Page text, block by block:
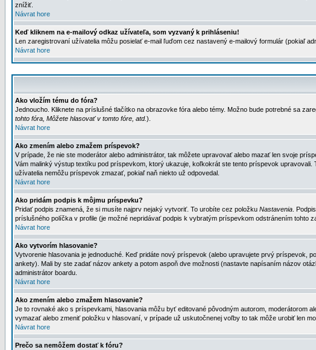
znížiť.
Návrat hore
Keď kliknem na e-mailový odkaz užívateľa, som vyzvaný k prihláseniu!
Len zaregistrovaní užívatelia môžu posielať e-mail ľuďom cez nastavený e-mailový formulár (pokiaľ
Návrat hore
Ako vložím tému do fóra?
Jednoucho. Kliknete na príslušné tlačítko na obrazovke fóra alebo témy. Možno bude potrebné sa
tohto fóra, Môžete hlasovať v tomto fóre, atd.).
Návrat hore
Ako zmením alebo zmažem príspevok?
V prípade, že nie ste moderátor alebo administrátor, tak môžete upravovať alebo mazať len svoje
Vám malinký výstup textíku pod príspevkom, ktorý ukazuje, koľkokrát ste tento príspevok
užívatelia nemôžu príspevok zmazať, pokiaľ naň niekto už odpovedal.
Návrat hore
Ako pridám podpis k môjmu príspevku?
Pridať podpis znamená, že si musíte najprv nejaký vytvoriť. To urobíte cez položku Nastavenia .
príslušného políčka v profile (je možné nepridávať podpis k vybratým príspevkom odstránením tohto
Návrat hore
Ako vytvorím hlasovanie?
Vytvorenie hlasovania je jednoduché. Keď pridáte nový príspevok (alebo upravujete prvý príspevok,
ankety). Mali by ste zadať názov ankety a potom aspoň dve možnosti (nastavte napísaním názov
administrátor boardu.
Návrat hore
Ako zmením alebo zmažem hlasovanie?
Je to rovnaké ako s príspevkami, hlasovania môžu byť editované pôvodným autorom, moderátorom
vymazať alebo zmeniť položku v hlasovaní, v prípade už uskutočnenej voľby to tak môže urobiť len
Návrat hore
Prečo sa nemôžem dostať k fóru?